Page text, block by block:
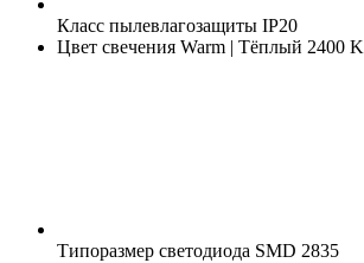
Класс пылевлагозащиты IP20
Цвет свечения Warm | Тёплый 2400 K
Типоразмер светодиода SMD 2835